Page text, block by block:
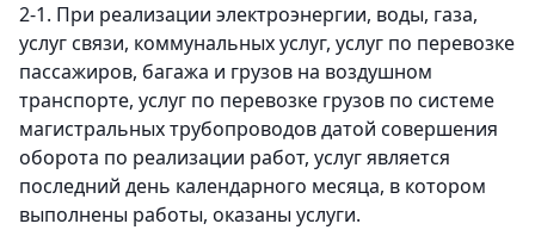
2-1. При реализации электроэнергии, воды, газа,
услуг связи, коммунальных услуг, услуг по перевозке
пассажиров, багажа и грузов на воздушном
транспорте, услуг по перевозке грузов по системе
магистральных трубопроводов датой совершения
оборота по реализации работ, услуг является
последний день календарного месяца, в котором
выполнены работы, оказаны услуги.